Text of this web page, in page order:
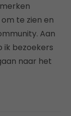
te zien en
Aan
ik bezoekers
naar het